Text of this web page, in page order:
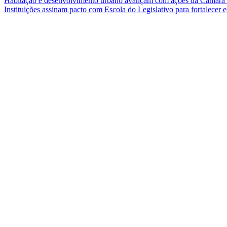
Instituições assinam pacto com Escola do Legislativo para fortalecer